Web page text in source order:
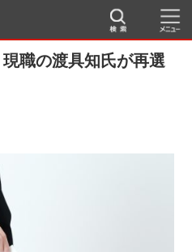
現職の渡具知氏が再選